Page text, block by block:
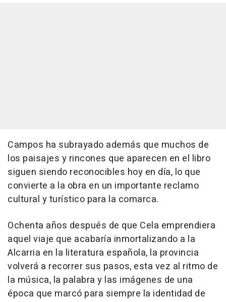
Campos ha subrayado además que muchos de
los paisajes y rincones que aparecen en el libro
siguen siendo reconocibles hoy en día, lo que
convierte a la obra en un importante reclamo
cultural y turístico para la comarca.
Ochenta años después de que Cela emprendiera
aquel viaje que acabaría inmortalizando a la
Alcarria en la literatura española, la provincia
volverá a recorrer sus pasos, esta vez al ritmo de
la música, la palabra y las imágenes de una
época que marcó para siempre la identidad de